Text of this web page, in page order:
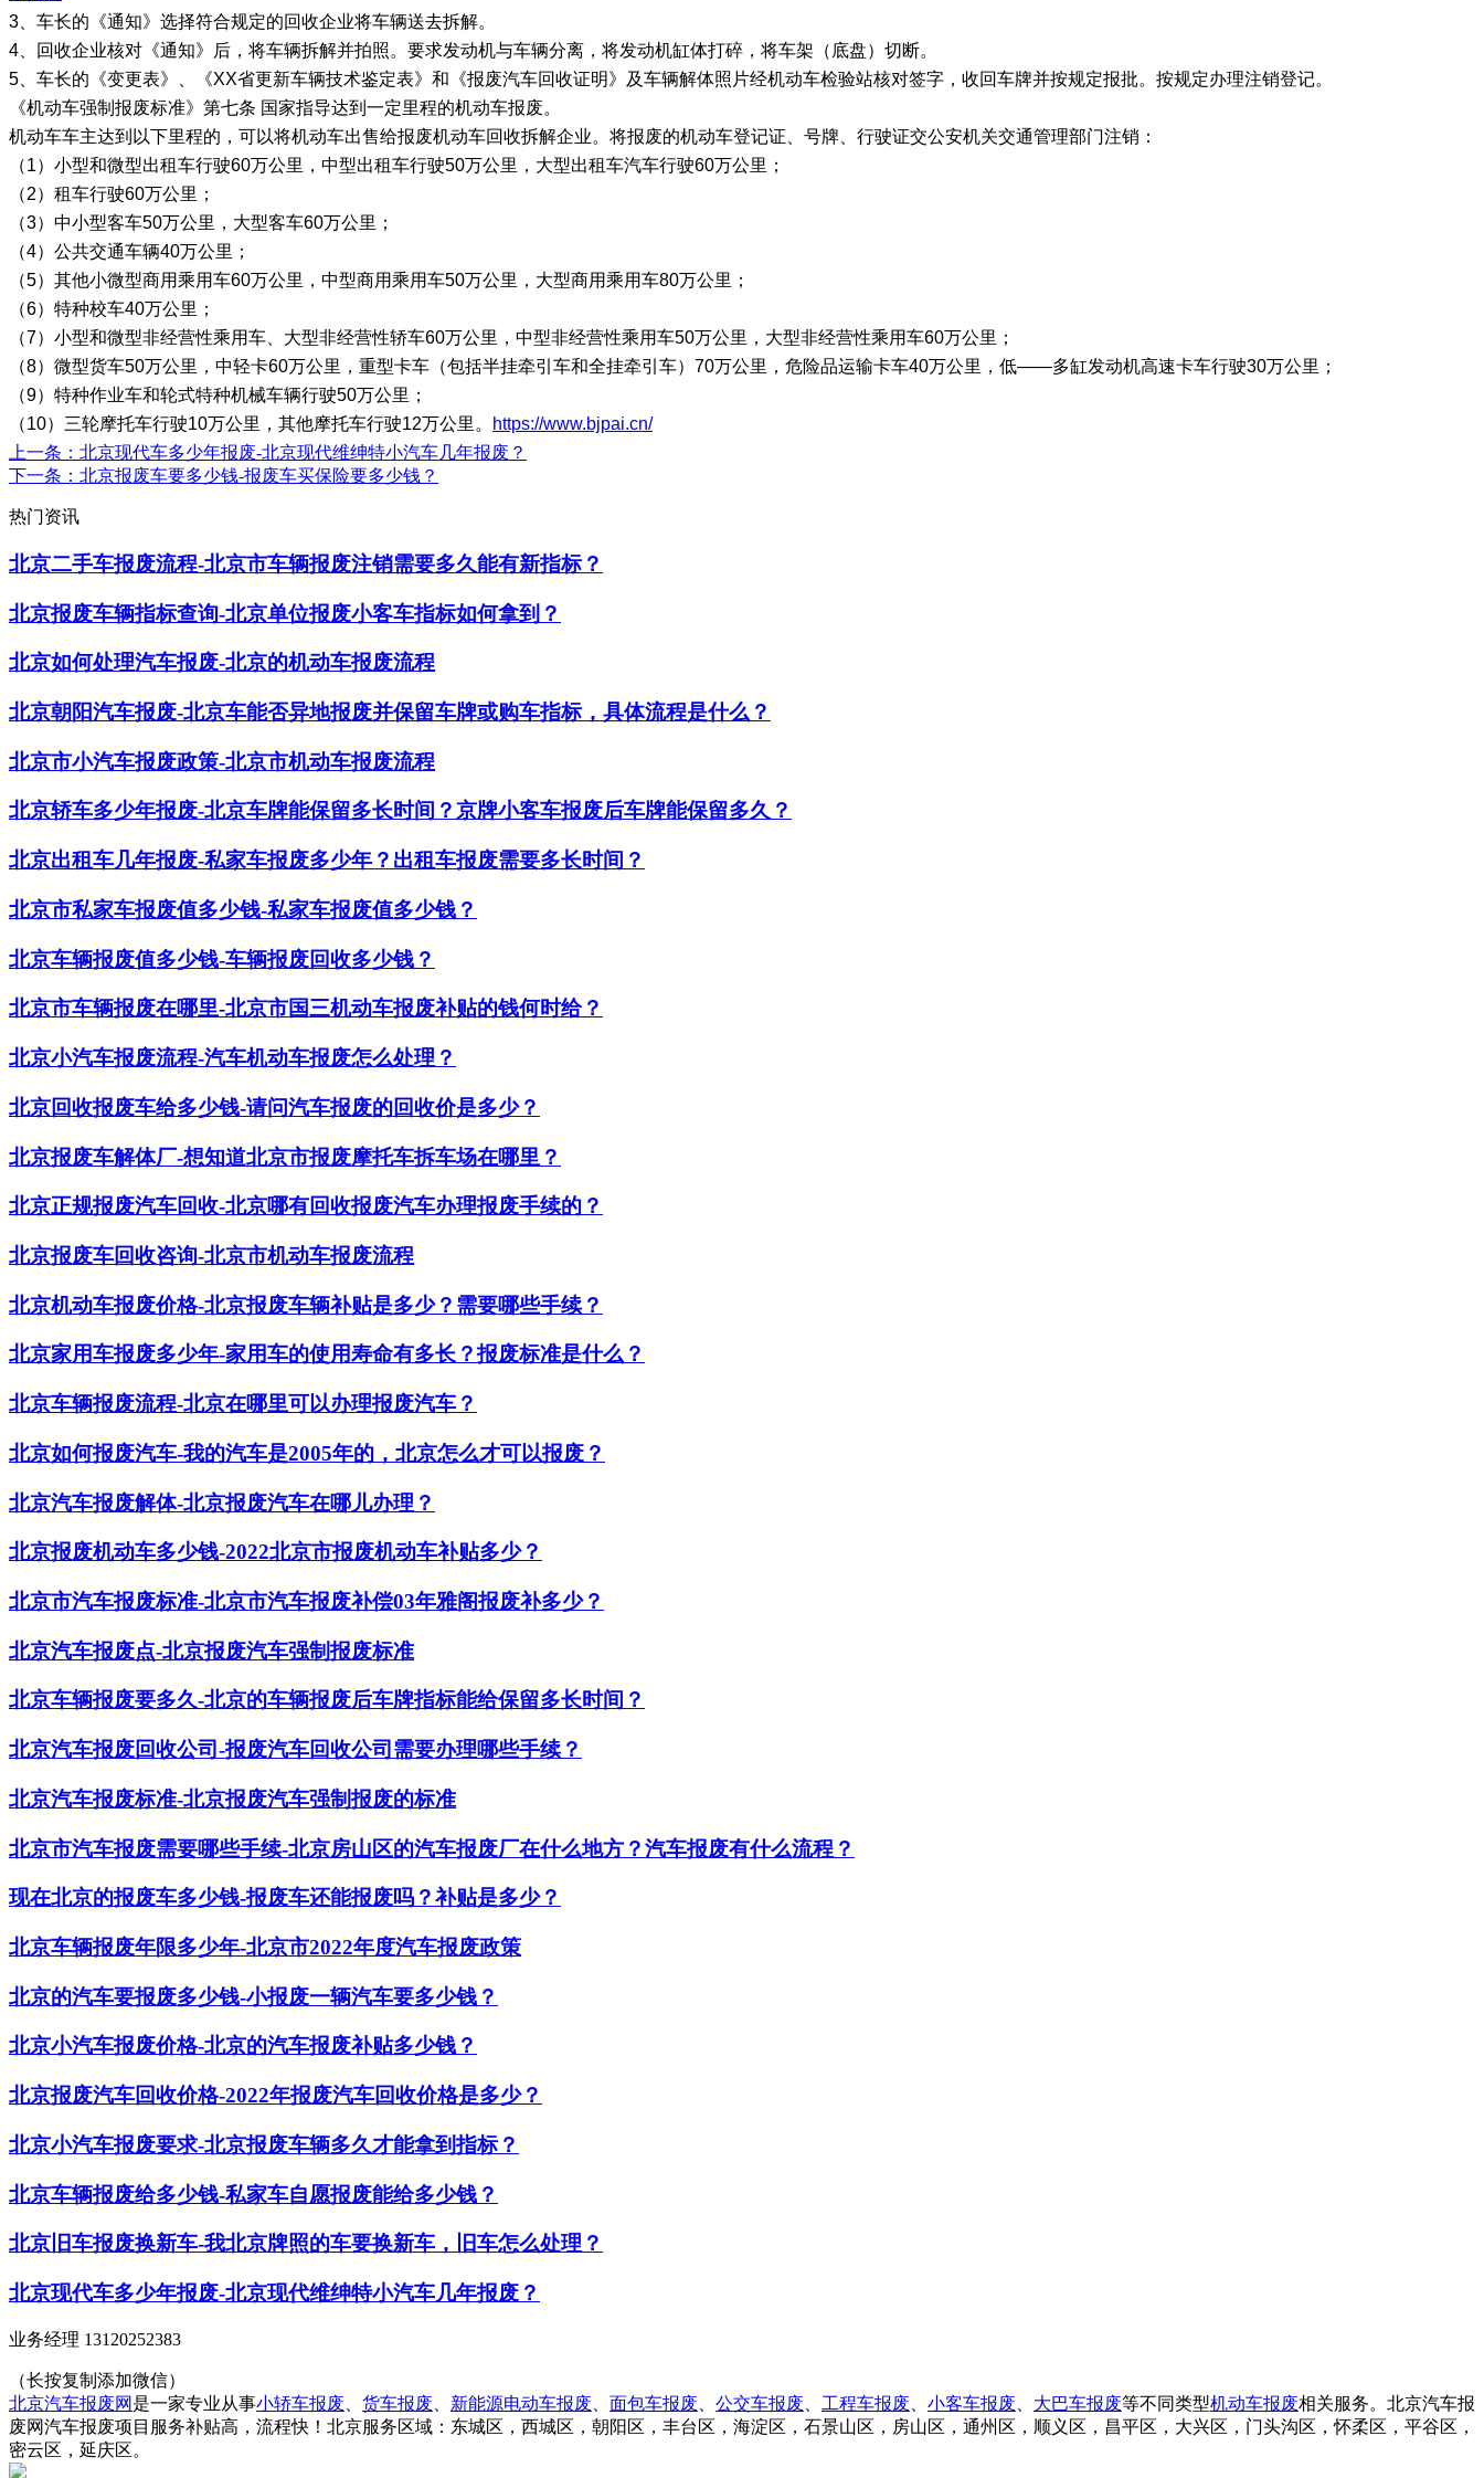
3、车长的《通知》选择符合规定的回收企业将车辆送去拆解。
4、回收企业核对《通知》后，将车辆拆解并拍照。要求发动机与车辆分离，将发动机缸体打碎，将车架（底盘）切断。
5、车长的《变更表》、《XX省更新车辆技术鉴定表》和《报废汽车回收证明》及车辆解体照片经机动车检验站核对签字，收回车牌并按规定报批。按规定办理注销登记。
《机动车强制报废标准》第七条 国家指导达到一定里程的机动车报废。
机动车车主达到以下里程的，可以将机动车出售给报废机动车回收拆解企业。将报废的机动车登记证、号牌、行驶证交公安机关交通管理部门注销：
（1）小型和微型出租车行驶60万公里，中型出租车行驶50万公里，大型出租车汽车行驶60万公里；
（2）租车行驶60万公里；
（3）中小型客车50万公里，大型客车60万公里；
（4）公共交通车辆40万公里；
（5）其他小微型商用乘用车60万公里，中型商用乘用车50万公里，大型商用乘用车80万公里；
（6）特种校车40万公里；
（7）小型和微型非经营性乘用车、大型非经营性轿车60万公里，中型非经营性乘用车50万公里，大型非经营性乘用车60万公里；
（8）微型货车50万公里，中轻卡60万公里，重型卡车（包括半挂牵引车和全挂牵引车）70万公里，危险品运输卡车40万公里，低——多缸发动机高速卡车行驶30万公里；
（9）特种作业车和轮式特种机械车辆行驶50万公里；
（10）三轮摩托车行驶10万公里，其他摩托车行驶12万公里。
https://www.bjpai.cn/
上一条 ：北京现代车多少年报废-北京现代维绅特小汽车几年报废？
下一条 ：北京报废车要多少钱-报废车买保险要多少钱？
热门资讯
北京二手车报废流程-北京市车辆报废注销需要多久能有新指标？
北京报废车辆指标查询-北京单位报废小客车指标如何拿到？
北京如何处理汽车报废-北京的机动车报废流程
北京朝阳汽车报废-北京车能否异地报废并保留车牌或购车指标，具体流程是什么？
北京市小汽车报废政策-北京市机动车报废流程
北京轿车多少年报废-北京车牌能保留多长时间？京牌小客车报废后车牌能保留多久？
​北京出租车几年报废-私家车报废多少年？出租车报废需要多长时间？
北京市私家车报废值多少钱-私家车报废值多少钱？
北京车辆报废值多少钱-车辆报废回收多少钱？
北京市车辆报废在哪里-北京市国三机动车报废补贴的钱何时给？
北京小汽车报废流程-汽车机动车报废怎么处理？
北京回收报废车给多少钱-请问汽车报废的回收价是多少？
北京报废车解体厂-想知道北京市报废摩托车拆车场在哪里？
北京正规报废汽车回收-北京哪有回收报废汽车办理报废手续的？
北京报废车回收咨询-北京市机动车报废流程
北京机动车报废价格-北京报废车辆补贴是多少？需要哪些手续？
北京家用车报废多少年-家用车的使用寿命有多长？报废标准是什么？
北京车辆报废流程-北京在哪里可以办理报废汽车？
北京如何报废汽车-我的汽车是2005年的，北京怎么才可以报废？
北京汽车报废解体-北京报废汽车在哪儿办理？
北京报废机动车多少钱-2022北京市报废机动车补贴多少？
北京市汽车报废标准-北京市汽车报废补偿03年雅阁报废补多少？
北京汽车报废点-北京报废汽车强制报废标准
北京车辆报废要多久-北京的车辆报废后车牌指标能给保留多长时间？
北京汽车报废回收公司-报废汽车回收公司需要办理哪些手续？
北京汽车报废标准-北京报废汽车强制报废的标准
北京市汽车报废需要哪些手续-北京房山区的汽车报废厂在什么地方？汽车报废有什么流程？
现在北京的报废车多少钱-报废车还能报废吗？补贴是多少？
北京车辆报废年限多少年-北京市2022年度汽车报废政策
北京的汽车要报废多少钱-小报废一辆汽车要多少钱？
北京小汽车报废价格-北京的汽车报废补贴多少钱？
北京报废汽车回收价格-2022年报废汽车回收价格是多少？
北京小汽车报废要求-北京报废车辆多久才能拿到指标？
北京车辆报废给多少钱-私家车自愿报废能给多少钱？
北京旧车报废换新车-我北京牌照的车要换新车，旧车怎么处理？
北京现代车多少年报废-北京现代维绅特小汽车几年报废？
业务经理 13120252383
（长按复制添加微信）
北京汽车报废网 是一家专业从事小轿车报废 货车报废 新能源电动车报废 面包车报废 公交车报废 工程车报废 小客车报废 大巴车报废等不同类型机动车报废相关服务。北京汽车报
废网汽车报废项目服务补贴高，流程快！北京服务区域：东城区，西城区，朝阳区，丰台区，海淀区，石景山区，房山区，通州区，顺义区，昌平区，大兴区，门头沟区，怀柔区，平谷区，
密云区，延庆区。